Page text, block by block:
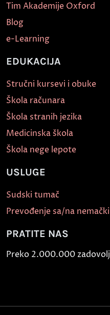
Tim Akademije Oxford
Blog
e-Learning
EDUKACIJA
Stručni kursevi i obuke
Škola računara
Škola stranih jezika
Medicinska škola
Škola nege lepote
USLUGE
Sudski tumač
Prevođenje sa/na
PRATITE NAS
Preko 2.000.000